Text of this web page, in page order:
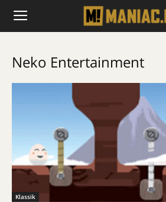
Neko Entertainment
Klassik